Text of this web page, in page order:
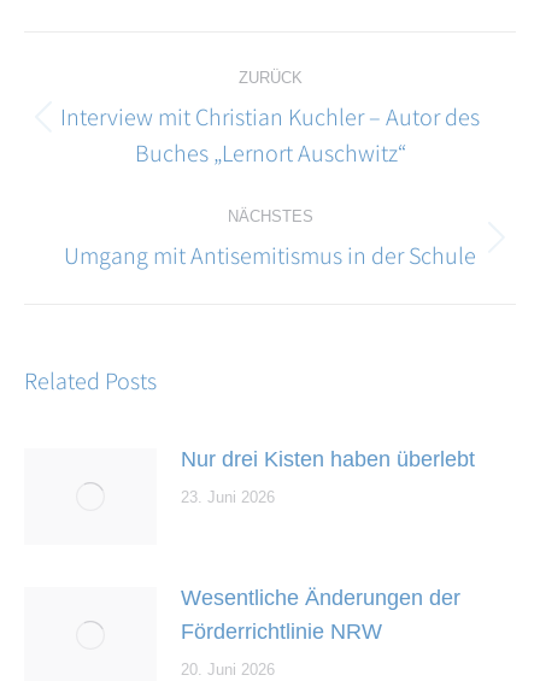
ZURÜCK
Vorheriger
Beitrag:
Interview mit Christian Kuchler – Autor des
Buches „Lernort Auschwitz“
NÄCHSTES
Nächster
Umgang mit Antisemitismus in der Schule
Related Posts
Nur drei Kisten haben überlebt
23. Juni 2026
Wesentliche Änderungen der
Förderrichtlinie NRW
20. Juni 2026